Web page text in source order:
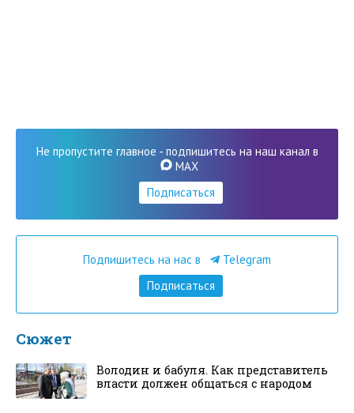
Не пропустите главное - подпишитесь на наш канал в
MAX
Подписаться
Подпишитесь на нас в
Telegram
Подписаться
Сюжет
Володин и бабуля. Как представитель
власти должен общаться с народом